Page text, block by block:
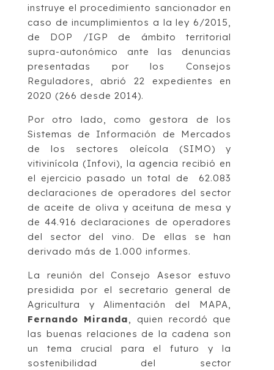
instruye el procedimiento sancionador en
caso de incumplimientos a la ley 6/2015,
de DOP /IGP de ámbito territorial
supra-autonómico ante las denuncias
presentadas por los Consejos
Reguladores, abrió 22 expedientes en
2020 (266 desde 2014).
Por otro lado, como gestora de los
Sistemas de Información de Mercados
de los sectores oleícola (SIMO) y
vitivinícola (Infovi), la agencia recibió en
el ejercicio pasado un total de 62.083
declaraciones de operadores del sector
de aceite de oliva y aceituna de mesa y
de 44.916 declaraciones de operadores
del sector del vino. De ellas se han
derivado más de 1.000 informes.
La reunión del Consejo Asesor estuvo
presidida por el secretario general de
Agricultura y Alimentación del MAPA,
Fernando Miranda, quien recordó que
las buenas relaciones de la cadena son
un tema crucial para el futuro y la
sostenibilidad del sector